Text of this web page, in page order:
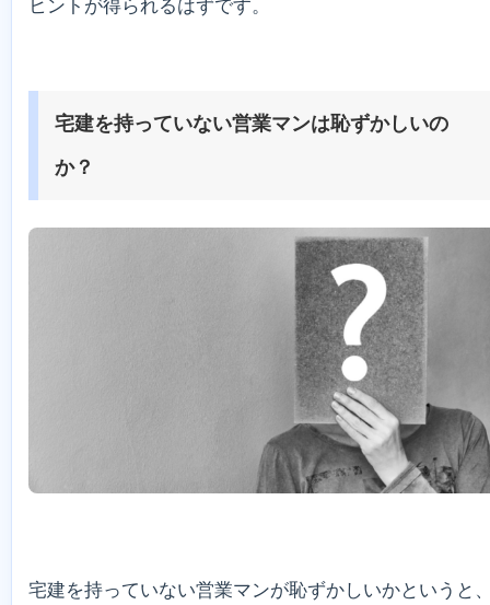
ヒントが得られるはずです。
宅建を持っていない営業マンは恥ずかしいの
か？
宅建を持っていない営業マンが恥ずかしいかというと